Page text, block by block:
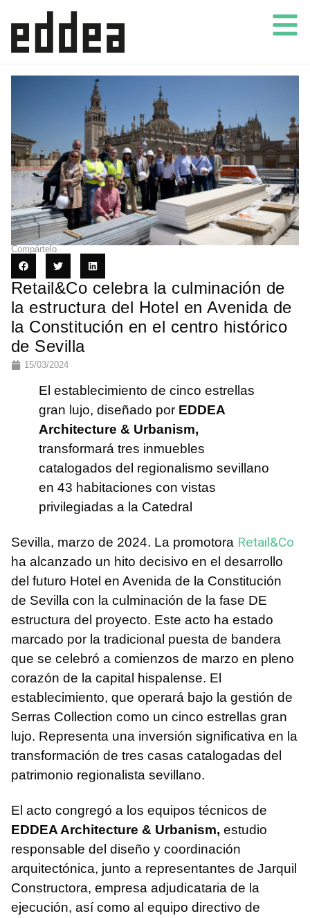
Compártelo
Retail&Co celebra la culminación de
la estructura del Hotel en Avenida de
la Constitución en el centro histórico
de Sevilla
15/03/2024
El establecimiento de cinco estrellas
gran lujo, diseñado por EDDEA
Architecture & Urbanism,
transformará tres inmuebles
catalogados del regionalismo sevillano
en 43 habitaciones con vistas
privilegiadas a la Catedral
Sevilla, marzo de 2024. La promotora Retail&Co
ha alcanzado un hito decisivo en el desarrollo
del futuro Hotel en Avenida de la Constitución
de Sevilla con la culminación de la fase DE
estructura del proyecto. Este acto ha estado
marcado por la tradicional puesta de bandera
que se celebró a comienzos de marzo en pleno
corazón de la capital hispalense. El
establecimiento, que operará bajo la gestión de
Serras Collection como un cinco estrellas gran
lujo. Representa una inversión significativa en la
transformación de tres casas catalogadas del
patrimonio regionalista sevillano.
El acto congregó a los equipos técnicos de
EDDEA Architecture & Urbanism, estudio
responsable del diseño y coordinación
arquitectónica, junto a representantes de Jarquil
Constructora, empresa adjudicataria de la
ejecución, así como al equipo directivo de